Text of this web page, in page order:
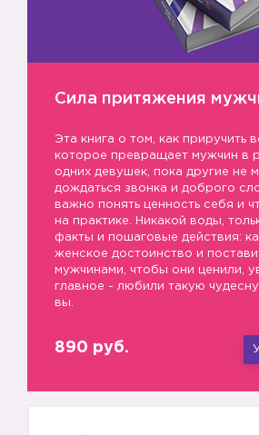
Сила притяжения
Эта книга о том, как приручить
которое превращает мужчин в
одних девушек, пока другие не
дождаться звонка и доброго
важно понять ценность себя и
на практике. Никакой воды,
факты и пошаговые действия:
женское достоинство и
мужчинами, чтобы они ценили,
главное - любили такую
вы.
890 руб.